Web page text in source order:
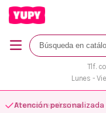
Tlf.
Lunes -
Atención personalizada